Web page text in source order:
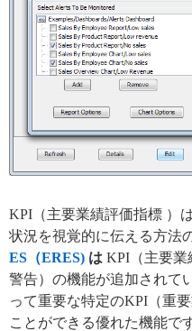
KPI（主要業績評価指標 ）
状況を視覚的に伝える方法
ES（ERES) は KPI（主要業
警告）の機能が追加されて
って重要な特定のKPI（重
ことができる優れた機能で